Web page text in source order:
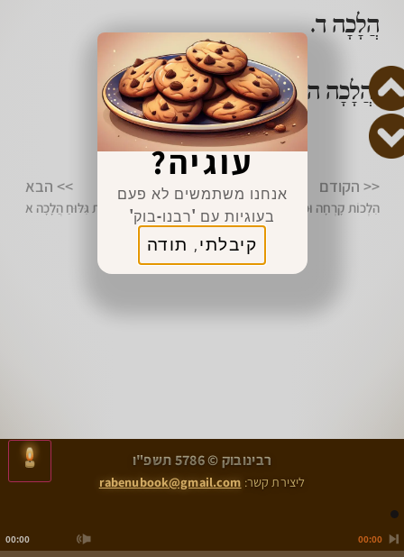
הֲלָכָה ד.
וַהֲלָכָה ה בְּהִלְכוֹת רִבִּית הֲלָכָה ה:
מצווה לשתף 👈
<< הקודם
הִלְכוֹת קָרְחָה וּכְתֹבֶת קַעֲקַע הֲלָכָה ג
>> הבא
הִלְכוֹת גִּלּוּחַ הֲלָכָה א
הִלְכוֹת קָרְחָה וּכְתֹבֶת קַעֲקַע הֲלָכָה ג
>
הִלְכוֹת גִּלּוּחַ הֲלָכָה א
00:00
00:00
רבינובוק © 5786 תשפ"ו
ליצירת קשר: rabenubook@gmail.com
עוגיה?
אנחנו משתמשים לא פעם
בעוגיות עם 'רבנו-בוק'
קיבלתי, תודה